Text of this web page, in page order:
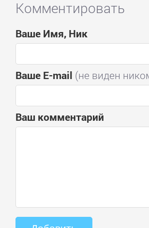
Комментировать
Ваше Имя, Ник
Ваше E-mail (не виден
Ваш комментарий